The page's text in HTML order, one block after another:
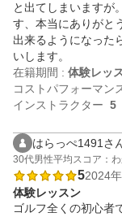
と出てしまいますが
す、本当にありがと
出来るようになった
いします。
在籍期間 : 体験レッ
コストパフォーマン
インストラクター 5
はらっぺ1491さ
30代男性平均スコア：
52024
体験レッスン
ゴルフ全くの初心者